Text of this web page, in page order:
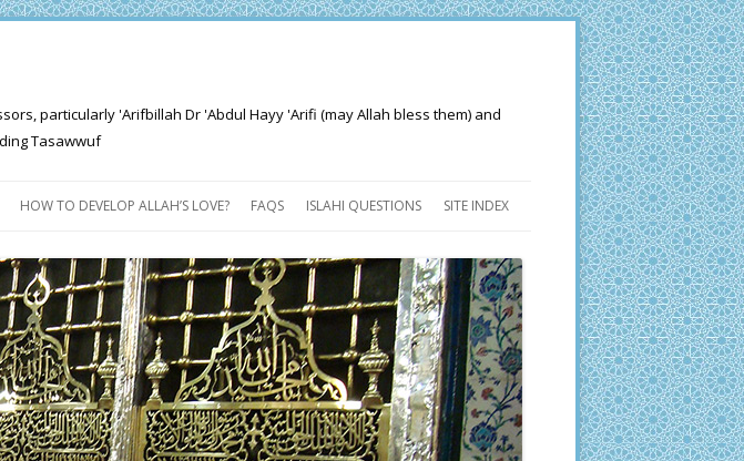
particularly 'Arifbillah Dr 'Abdul Hayy 'Arifi (may Allah bless them) and
Tasawwuf
HOW TO DEVELOP ALLAH’S LOVE? FAQS ISLAHI QUESTIONS SITE INDEX